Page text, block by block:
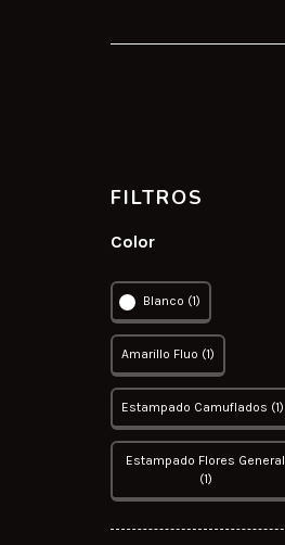
FILTROS
Color
Blanco (1)
Amarillo Fluo (1)
Estampado Camuflados (1)
Estampado Flores General
(1)